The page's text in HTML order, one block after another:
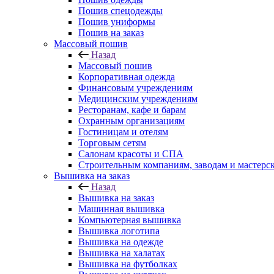
Пошив спецодежды
Пошив униформы
Пошив на заказ
Массовый пошив
Назад
Массовый пошив
Корпоративная одежда
Финансовым учреждениям
Медицинским учреждениям
Ресторанам, кафе и барам
Охранным организациям
Гостиницам и отелям
Торговым сетям
Салонам красоты и СПА
Строительным компаниям, заводам и
Вышивка на заказ
Назад
Вышивка на заказ
Машинная вышивка
Компьютерная вышивка
Вышивка логотипа
Вышивка на одежде
Вышивка на халатах
Вышивка на футболках